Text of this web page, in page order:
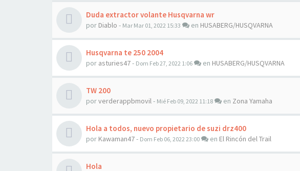
Duda extractor volante Husqvarna wr
por Diablo - Mar Mar 01, 2022 15:33 en HUSABERG/HUSQVARNA
Husqvarna te 250 2004
por asturies47- Dom Feb 27, 2022 1:06 en HUSABERG/HUSQVARNA
TW 200
porverderappbmovil- Mié Feb 09, 2022 11:18 en Zona Yamaha
Hola a todos, nuevo propietario de suzi drz400
por Kawaman47- Dom Feb 06, 2022 23:00 en El Rincón del Trail
Hola